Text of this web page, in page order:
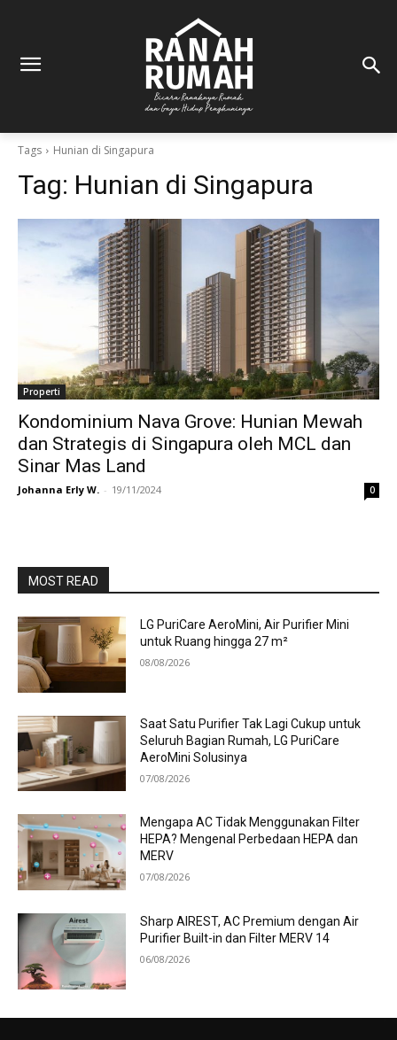
Tags Hunian di Singapura
Tag: Hunian di Singapura
Properti
Kondominium Nava Grove: Hunian Mewah
dan Strategis di Singapura oleh MCL dan
Sinar Mas Land
Johanna Erly W. - 19/11/2024 0
MOST READ
LG PuriCare AeroMini, Air Purifier Mini
untuk Ruang hingga 27 m²
08/08/2026
Saat Satu Purifier Tak Lagi Cukup untuk
Seluruh Bagian Rumah, LG PuriCare
AeroMini Solusinya
07/08/2026
Mengapa AC Tidak Menggunakan Filter
HEPA? Mengenal Perbedaan HEPA dan
MERV
07/08/2026
Sharp AIREST, AC Premium dengan Air
Purifier Built-in dan Filter MERV 14
06/08/2026